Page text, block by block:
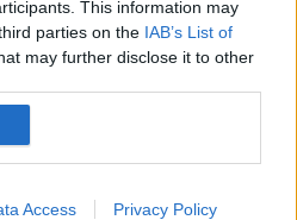
This information may
parties on the IAB’s List of
may further disclose it to other
Access Privacy Policy
SOCIAL
a murit. A continuat
până la 87 de ani